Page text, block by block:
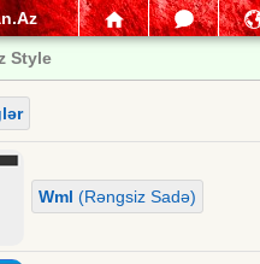
Style
Wml (Rəngsiz Sadə)